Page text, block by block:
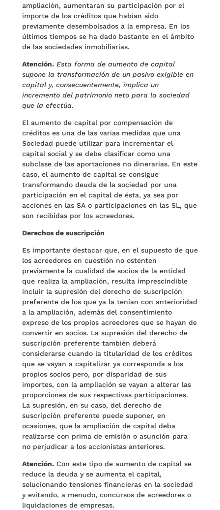
ampliación, aumentaran su participación por el
importe de los créditos que habían sido
previamente desembolsados a la empresa. En los
últimos tiempos se ha dado bastante en el ámbito
de las sociedades inmobiliarias.
Atención. Esta forma de aumento de capital
supone la transformación de un pasivo exigible en
capital y, consecuentemente, implica un
incremento del patrimonio neto para la sociedad
que la efectúa.
El aumento de capital por compensación de
créditos es una de las varias medidas que una
Sociedad puede utilizar para incrementar el
capital social y se debe clasificar como una
subclase de las aportaciones no dinerarias. En este
caso, el aumento de capital se consigue
transformando deuda de la sociedad por una
participación en el capital de ésta, ya sea por
acciones en las SA o participaciones en las SL, que
son recibidas por los acreedores.
Derechos de suscripción
Es importante destacar que, en el supuesto de que
los acreedores en cuestión no ostenten
previamente la cualidad de socios de la entidad
que realiza la ampliación, resulta imprescindible
incluir la supresión del derecho de suscripción
preferente de los que ya la tenían con anterioridad
a la ampliación, además del consentimiento
expreso de los propios acreedores que se hayan de
convertir en socios. La supresión del derecho de
suscripción preferente también deberá
considerarse cuando la titularidad de los créditos
que se vayan a capitalizar ya corresponda a los
propios socios pero, por disparidad de sus
importes, con la ampliación se vayan a alterar las
proporciones de sus respectivas participaciones.
La supresión, en su caso, del derecho de
suscripción preferente puede suponer, en
ocasiones, que la ampliación de capital deba
realizarse con prima de emisión o asunción para
no perjudicar a los accionistas anteriores.
Atención.Con este tipo de aumento de capital se
reduce la deuda y se aumenta el capital,
solucionando tensiones financieras en la sociedad
y evitando, a menudo, concursos de acreedores o
liquidaciones de empresas.